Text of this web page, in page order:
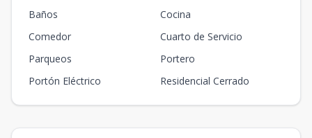
Baños
Cocina
Comedor
Cuarto de Servicio
Parqueos
Portero
Portón Eléctrico
Residencial Cerrado